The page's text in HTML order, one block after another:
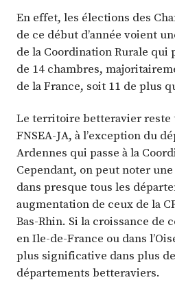
En effet, les élections des
de ce début d’année voient
de la Coordination Rurale qui
de 14 chambres,
de la France, soit 11 de plus
Le territoire betteravier
FNSEA-JA, à l’exception du
Ardennes qui passe à la
Cependant, on peut noter
dans presque tous les
augmentation de ceux de la
Bas-Rhin. Si la croissance de
en Ile-de-France ou dans
plus significative dans plus
départements betteraviers.